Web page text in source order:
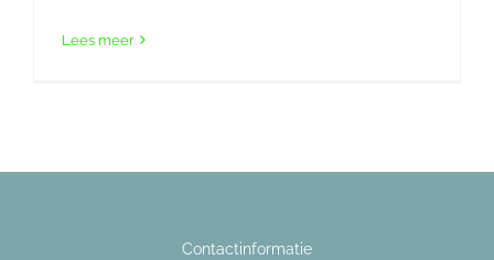
Lees meer
Contactinformatie